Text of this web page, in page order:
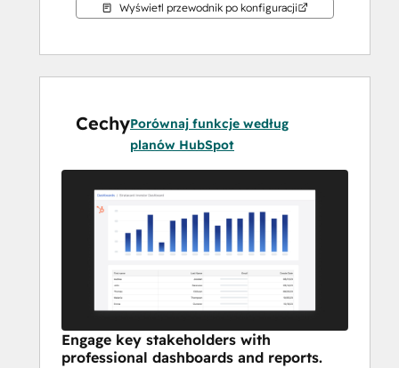
Wyświetl przewodnik po konfiguracji
CechyPorównaj funkcje według
planów HubSpot
Engage key stakeholders with
professional dashboards and reports.